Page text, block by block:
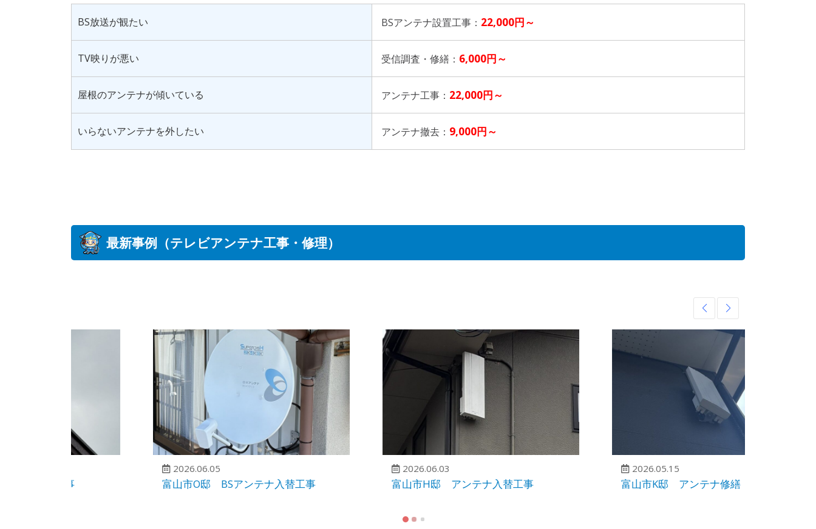
BS放送が観たい BSアンテナ設置工事： 22,000円～
TV映りが悪い 受信調査・修繕： 6,000円～
屋根のアンテナが傾いている アンテナ工事： 22,000円～
いらないアンテナを外したい アンテナ撤去： 9,000円～
最新事例（テレビアンテナ工事・修理）
富山市O邸 BSアンテナ入替工事 富山市H邸 アンテナ入替工事 富山市K邸 アンテナ修繕